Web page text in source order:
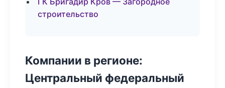
строительство
Компании в регионе:
Центральный федеральный